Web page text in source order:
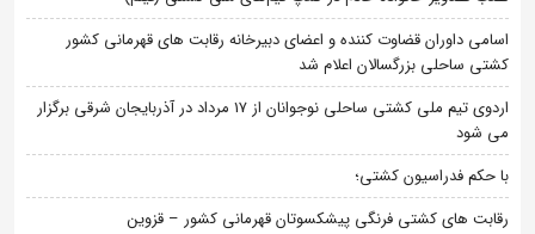
اسامی داوران قضاوت کننده و اعضای دبیرخانه رقابت های قهرمانی کشور
کشتی ساحلی بزرگسالان اعلام شد
اردوی تیم ملی کشتی ساحلی نوجوانان از 17 مرداد در آذربایجان شرقی برگزار
می شود
با حکم فدراسیون کشتی؛
رقابت های کشتی فرنگی پیشکسوتان قهرمانی کشور – قزوین